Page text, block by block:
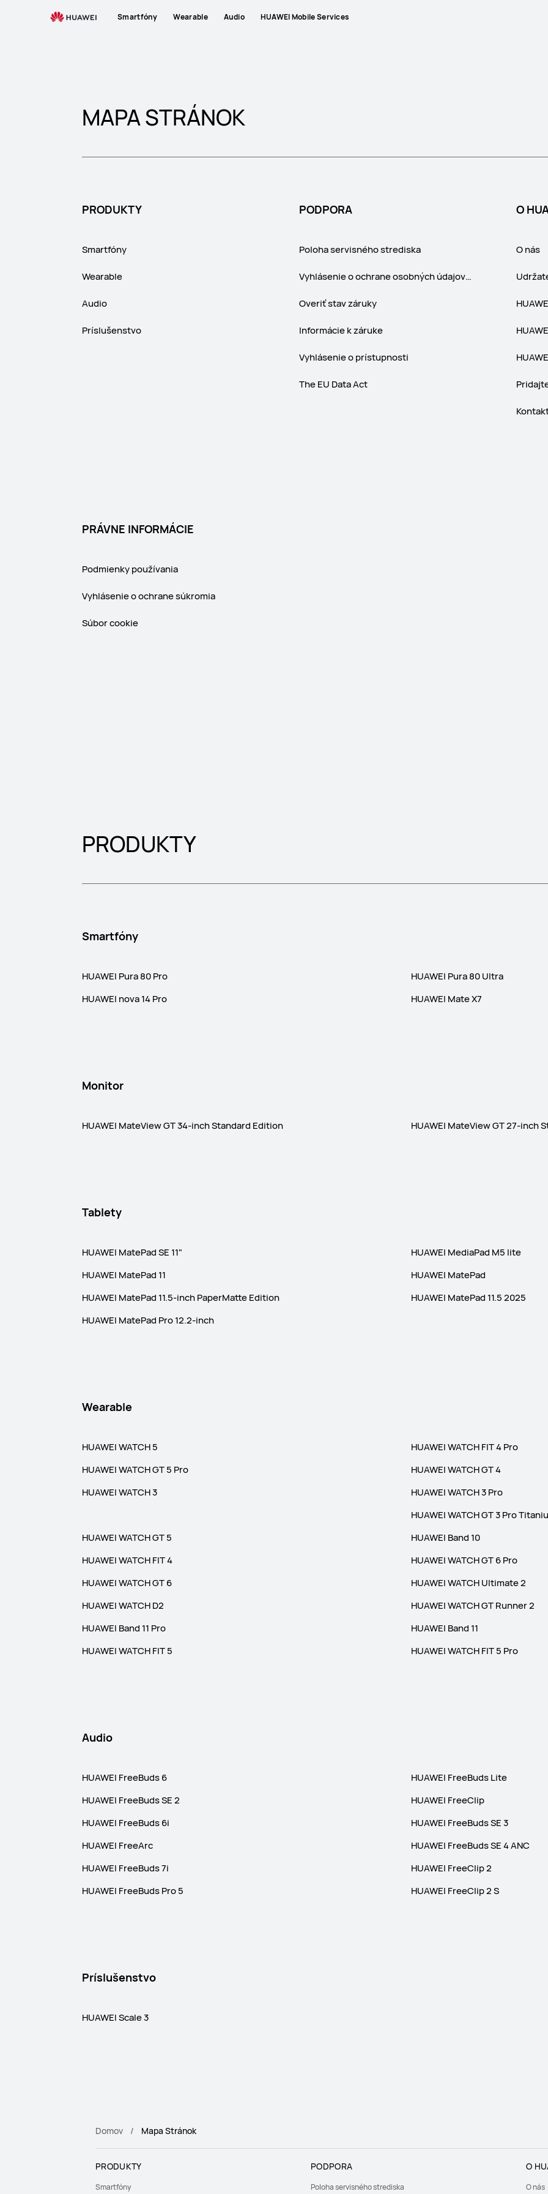
Smartfóny Wearable Audio HUAWEI Mobile Services
MAPA STRÁNOK
PRODUKTY
Smartfóny
Wearable
Audio
Príslušenstvo
PODPORA
Poloha servisného strediska
Vyhlásenie o ochrane osobných údajov pre službu
Overiť stav záruky
Informácie k záruke
Vyhlásenie o prístupnosti
The EU Data Act
O
O nás
PRÁVNE INFORMÁCIE
Podmienky používania
Vyhlásenie o ochrane súkromia
Súbor cookie
PRODUKTY
Smartfóny
HUAWEI Pura 80 Pro
HUAWEI Pura 80 Ultra
HUAWEI nova 14 Pro
HUAWEI Mate X7
Monitor
HUAWEI MateView GT 34-inch Standard Edition HUAWEI MateView GT 27-inch
Tablety
HUAWEI MatePad SE 11"
HUAWEI MediaPad M5 lite
HUAWEI MatePad 11
HUAWEI MatePad
HUAWEI MatePad 11.5-inch PaperMatte Edition
HUAWEI MatePad 11.5 2025
HUAWEI MatePad Pro 12.2-inch
Wearable
HUAWEI WATCH 5
HUAWEI WATCH FIT 4 Pro
HUAWEI WATCH GT 5 Pro
HUAWEI WATCH GT 4
HUAWEI WATCH 3
HUAWEI WATCH 3 Pro
HUAWEI WATCH GT 3 Pro
HUAWEI WATCH GT 5
HUAWEI Band 10
HUAWEI WATCH FIT 4
HUAWEI WATCH GT 6 Pro
HUAWEI WATCH GT 6
HUAWEI WATCH Ultimate 2
HUAWEI WATCH D2
HUAWEI WATCH GT Runner 2
HUAWEI Band 11 Pro
HUAWEI Band 11
HUAWEI WATCH FIT 5
HUAWEI WATCH FIT 5 Pro
Audio
HUAWEI FreeBuds 6
HUAWEI FreeBuds Lite
HUAWEI FreeBuds SE 2
HUAWEI FreeClip
HUAWEI FreeBuds 6i
HUAWEI FreeBuds SE 3
HUAWEI FreeArc
HUAWEI FreeBuds SE 4 ANC
HUAWEI FreeBuds 7i
HUAWEI FreeClip 2
HUAWEI FreeBuds Pro 5
HUAWEI FreeClip 2 S
Príslušenstvo
HUAWEI Scale 3
Domov Mapa Stránok
PRODUKTY
Smartfóny
PODPORA
Poloha servisného strediska
O
O nás